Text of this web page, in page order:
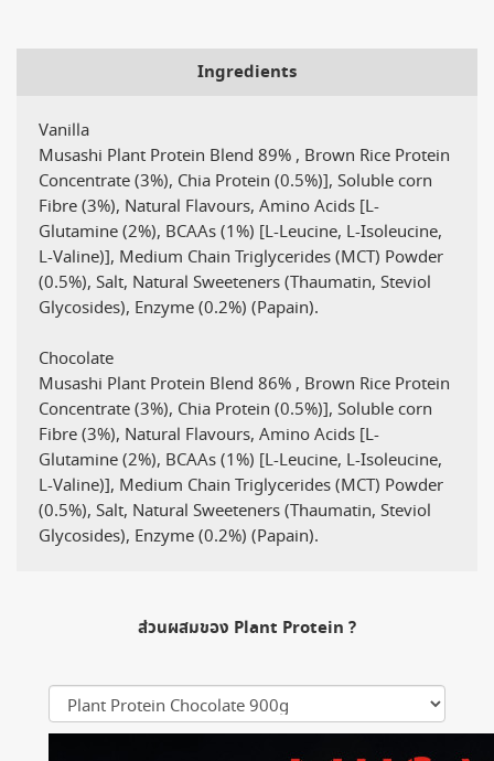
Ingredients
Vanilla
Musashi Plant Protein Blend 89% , Brown Rice Protein
Concentrate (3%), Chia Protein (0.5%)], Soluble corn
Fibre (3%), Natural Flavours, Amino Acids [L-
Glutamine (2%), BCAAs (1%) [L-Leucine, L-Isoleucine,
L-Valine)], Medium Chain Triglycerides (MCT) Powder
(0.5%), Salt, Natural Sweeteners (Thaumatin, Steviol
Glycosides), Enzyme (0.2%) (Papain).
Chocolate
Musashi Plant Protein Blend 86% , Brown Rice Protein
Concentrate (3%), Chia Protein (0.5%)], Soluble corn
Fibre (3%), Natural Flavours, Amino Acids [L-
Glutamine (2%), BCAAs (1%) [L-Leucine, L-Isoleucine,
L-Valine)], Medium Chain Triglycerides (MCT) Powder
(0.5%), Salt, Natural Sweeteners (Thaumatin, Steviol
Glycosides), Enzyme (0.2%) (Papain).
ส่วนผสมของ Plant Protein ?